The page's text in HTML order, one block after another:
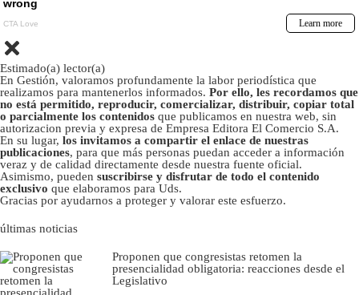
Estimado(a) lector(a)
En Gestión, valoramos profundamente la labor periodística que
realizamos para mantenerlos informados. Por ello, les recordamos que
no está permitido, reproducir, comercializar, distribuir, copiar total
o parcialmente los contenidos que publicamos en nuestra web, sin
autorizacion previa y expresa de Empresa Editora El Comercio S.A.
En su lugar, los invitamos a compartir el enlace de nuestras
publicaciones, para que más personas puedan acceder a información
veraz y de calidad directamente desde nuestra fuente oficial.
Asimismo, pueden suscribirse y disfrutar de todo el contenido
exclusivo que elaboramos para Uds.
Gracias por ayudarnos a proteger y valorar este esfuerzo.
últimas noticias
Proponen que congresistas retomen la
presencialidad obligatoria: reacciones desde el
Legislativo